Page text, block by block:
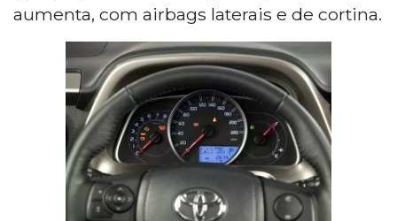
aumenta, com airbags laterais e de cortina.